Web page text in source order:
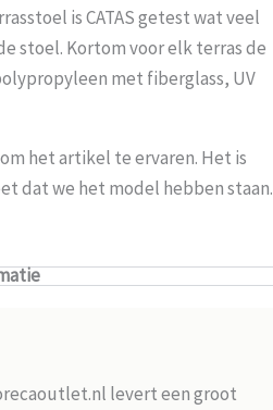
is CATAS getest wat veel
stoel. Kortom voor elk terras de
met fiberglass, UV
om het artikel te ervaren. Het is
dat we het model hebben staan.
levert een groot